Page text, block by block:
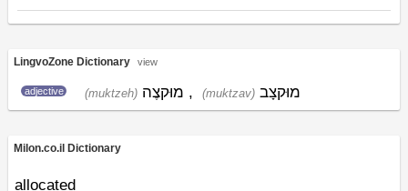
LingvoZone Dictionary view
adjective (muktzeh) מוּקצֶה , (muktzav) מוּקצָב
Milon.co.il Dictionary
allocated